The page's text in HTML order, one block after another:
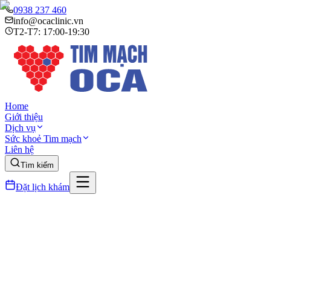
0938 237 460
info@ocaclinic.vn
T2-T7: 17:00-19:30
Home
Giới thiệu
Dịch vụ
Sức khoẻ Tim mạch
Liên hệ
Tìm kiếm
Đặt lịch khám